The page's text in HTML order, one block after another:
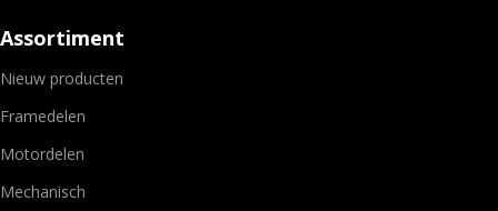
Assortiment
Nieuw producten
Framedelen
Motordelen
Mechanisch